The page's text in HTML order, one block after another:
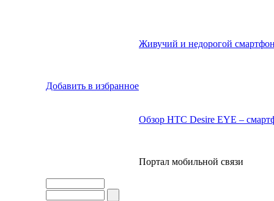
Добавить в избранное
Живучий и недорогой
Обзор HTC Desire EYE –
Портал мобильной связи